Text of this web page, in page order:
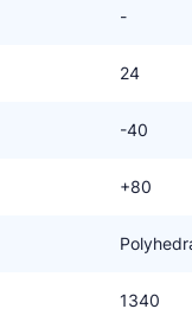
-
24
-40
+80
1340